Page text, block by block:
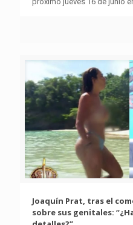
Joaquín Prat, tras el
sobre sus genitales: